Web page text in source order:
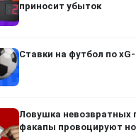
приносит убыток
Ставки на футбол по
Ловушка невозвратных
факапы провоцируют